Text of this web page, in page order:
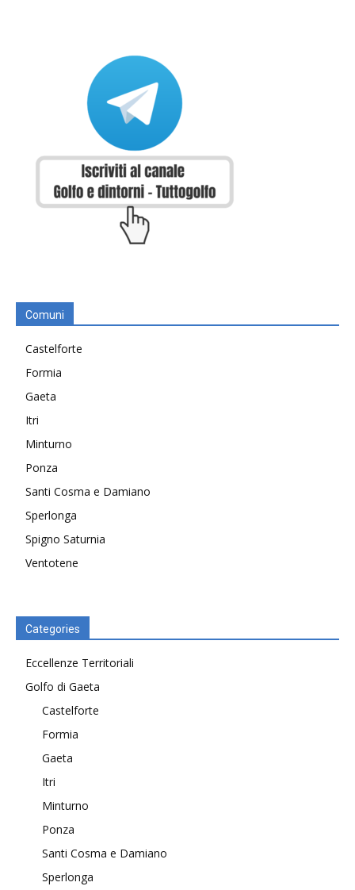
Comuni
Castelforte
Formia
Gaeta
Itri
Minturno
Ponza
Santi Cosma e Damiano
Sperlonga
Spigno Saturnia
Ventotene
Categories
Eccellenze Territoriali
Golfo di Gaeta
Castelforte
Formia
Gaeta
Itri
Minturno
Ponza
Santi Cosma e Damiano
Sperlonga